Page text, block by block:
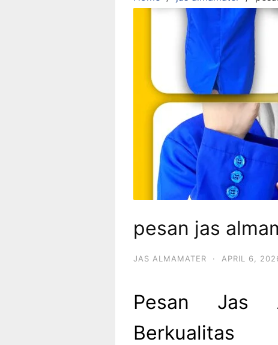
pesan jas
JAS ALMAMATER · APRIL 6,
Pesan Jas